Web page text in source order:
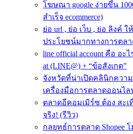
โฆษณา google ง่ายขึ้น
สำเร็จ ecommerce)
ย่อ url , ย่อ เว็บ , ย่อ ลิงค์
ประโยชน์มากทางการตล
line official account คือ อะ
at (LINE@) + “ข้อสังเกต”
จังหวัดที่น่าเปิดคลินิกควา
เครื่องมือการตลาดออนไล
ตลาดอีคอมเมิร์ซ ต้อง สะเ
จริง! (รีวิว)
กลยุทธ์การตลาด Shopee